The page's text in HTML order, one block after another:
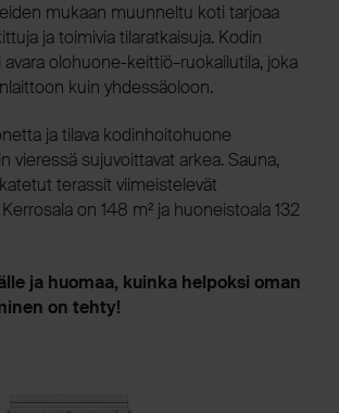
mukaan muunneltu koti tarjoaa
ja toimivia tilaratkaisuja. Kodin
olohuone-keittiö–ruokailutila, joka
kuin yhdessäoloon.
ja tilava kodinhoitohuone
vieressä sujuvoittavat arkea. Sauna,
terassit viimeistelevät
on 148 m² ja huoneistoala 132
ja huomaa, kuinka helpoksi oman
on tehty!